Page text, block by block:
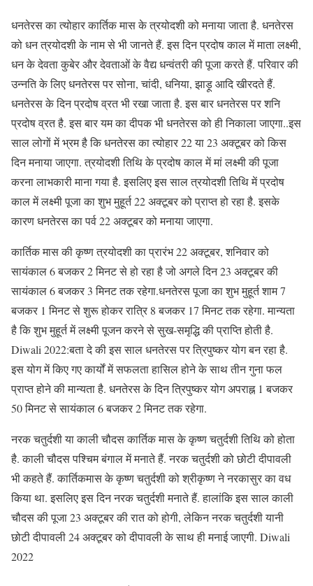
धनतेरस का त्योहार कार्तिक मास के त्रयोदशी को मनाया जाता है. धनतेरस
को धन त्रयोदशी के नाम से भी जानते हैं. इस दिन प्रदोष काल में माता लक्ष्मी,
धन के देवता कुबेर और देवताओं के वैद्य धन्वंतरी की पूजा करते हैं. परिवार की
उन्नति के लिए धनतेरस पर सोना, चांदी, धनिया, झाड़ू आदि खीरदते हैं.
धनतेरस के दिन प्रदोष व्रत भी रखा जाता है. इस बार धनतेरस पर शनि
प्रदोष व्रत है. इस बार यम का दीपक भी धनतेरस को ही निकाला जाएगा..इस
साल लोगों में भ्रम है कि धनतेरस का त्योहार 22 या 23 अक्टूबर को किस
दिन मनाया जाएगा. त्रयोदशी तिथि के प्रदोष काल में मां लक्ष्मी की पूजा
करना लाभकारी माना गया है. इसलिए इस साल त्रयोदशी तिथि में प्रदोष
काल में लक्ष्मी पूजा का शुभ मुहूर्त 22 अक्टूबर को प्राप्त हो रहा है. इसके
कारण धनतेरस का पर्व 22 अक्टूबर को मनाया जाएगा.
कार्तिक मास की कृष्ण त्रयोदशी का प्रारंभ 22 अक्टूबर, शनिवार को
सायंकाल 6 बजकर 2 मिनट से हो रहा है जो अगले दिन 23 अक्टूबर की
सायंकाल 6 बजकर 3 मिनट तक रहेगा.धनतेरस पूजा का शुभ मुहूर्त शाम 7
बजकर 1 मिनट से शुरू होकर रात्रि 8 बजकर 17 मिनट तक रहेगा. मान्यता
है कि शुभ मुहूर्त में लक्ष्मी पूजन करने से सुख-समृद्धि की प्राप्ति होती है.
Diwali 2022:बता दे की इस साल धनतेरस पर त्रिपुष्कर योग बन रहा है.
इस योग में किए गए कार्यों में सफलता हासिल होने के साथ तीन गुना फल
प्राप्त होने की मान्यता है. धनतेरस के दिन त्रिपुष्कर योग अपराह्न 1 बजकर
50 मिनट से सायंकाल 6 बजकर 2 मिनट तक रहेगा.
नरक चतुर्दशी या काली चौदस कार्तिक मास के कृष्ण चतुर्दशी ति​थि को होता
है. काली चौदस पश्चिम बंगाल में मनाते हैं. नरक चतुर्दशी को छोटी दीपावली
भी कहते हैं. कार्तिकमास के कृष्ण चतुर्दशी को श्रीकृष्ण ने नरकासुर का वध
किया था. इसलिए इस दिन नरक चतुर्दशी मनाते हैं. हालांकि इस साल काली
चौदस की पूजा 23 अक्टूबर की रात को होगी, लेकिन नरक चतुर्दशी यानी
छोटी दीपावली 24 अक्टूबर को दीपावली के साथ ही मनाई जाएगी. Diwali
2022